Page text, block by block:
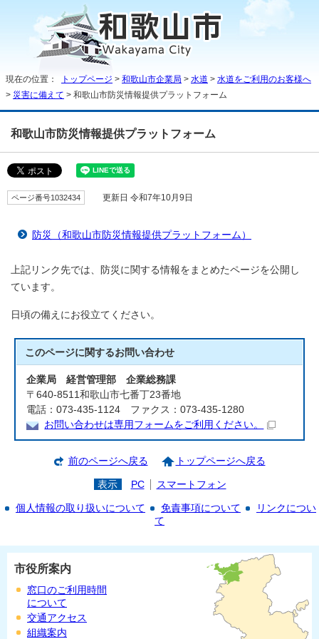
現在の位置： トップページ > 和歌山市企業局 > 水道 > 水道をご利用のお客様へ
> 災害に備えて > 和歌山市防災情報提供プラットフォーム
和歌山市防災情報提供プラットフォーム
ページ番号1032434 更新日 令和7年10月9日
防災（和歌山市防災情報提供プラットフォーム）
上記リンク先では、防災に関する情報をまとめたページを公開し
ています。
日頃の備えにお役立てください。
このページに関するお問い合わせ
企業局 経営管理部 企業総務課
〒640-8511和歌山市七番丁23番地
電話：073-435-1124 ファクス：073-435-1280
お問い合わせは専用フォームをご利用ください。
前のページへ戻る トップページへ戻る
表示 PC スマートフォン
個人情報の取り扱いについて 免責事項について
リンクについ
て
市役所案内
窓口のご利用時間
について
交通アクセス
組織案内